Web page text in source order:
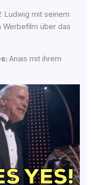
: Lud­wig mit sei­nem
Wer­be­film über das
Anais mit ihrem